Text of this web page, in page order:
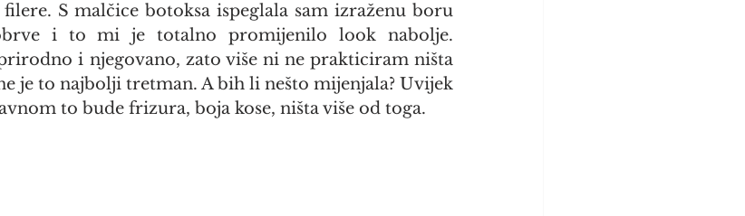
S malčice botoksa ispeglala sam izraženu boru
i to mi je totalno promijenilo look nabolje.
i njegovano, zato više ni ne prakticiram ništa
je to najbolji tretman. A bih li nešto mijenjala? Uvijek
to bude frizura, boja kose, ništa više od toga.